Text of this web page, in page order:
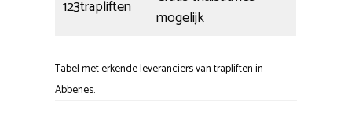
123trapliften
mogelijk
Tabel met erkende leveranciers van trapliften in
Abbenes.